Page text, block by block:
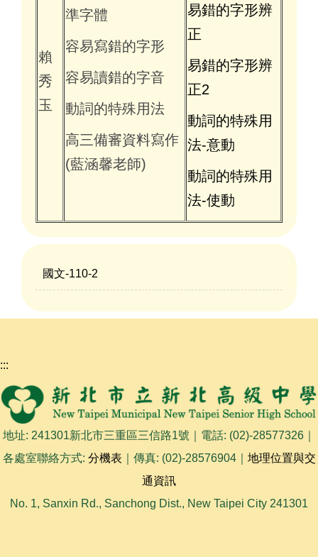
賴
秀
玉
準字體
容易寫錯的字形
容易讀錯的字音
動詞的特殊用法
高三備審資料寫作
(藍涵馨老師)
易錯的字形辨
正
易錯的字形辨
正2
動詞的特殊用
法-意動
動詞的特殊用
法-使動
國文-110-2
:::
地址: 241301新北市三重區三信路1號｜電話: (02)-28577326｜
各處室聯絡方式: 分機表 ｜傳真: (02)-28576904｜ 地理位置與交
通資訊
No. 1, Sanxin Rd., Sanchong Dist., New Taipei City 241301